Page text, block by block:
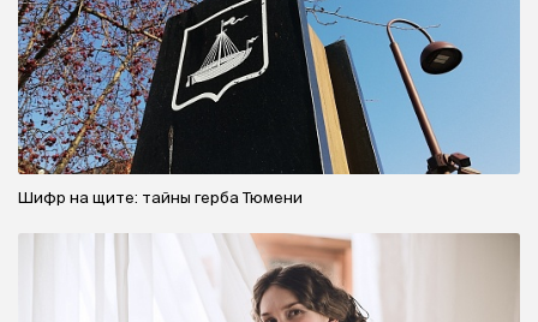
Шифр на щите: тайны герба Тюмени